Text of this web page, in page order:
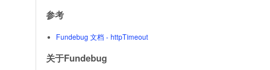
参考
Fundebug 文档 - httpTimeout
关于Fundebug